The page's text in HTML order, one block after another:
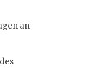
an